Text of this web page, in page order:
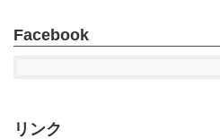
Facebook
リンク